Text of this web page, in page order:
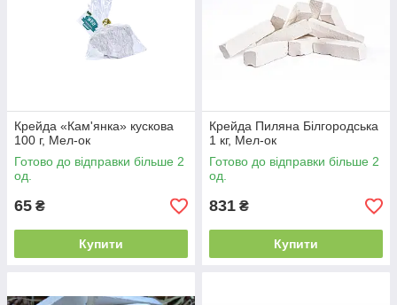
Крейда «Кам'янка» кускова
100 г, Мел-ок
Готово до відправки більше 2
од.
65 ₴
Купити
Крейда Пиляна Білгородська
1 кг, Мел-ок
Готово до відправки більше 2
од.
831 ₴
Купити